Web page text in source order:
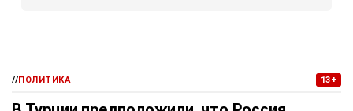
//ПОЛИТИКА 13+